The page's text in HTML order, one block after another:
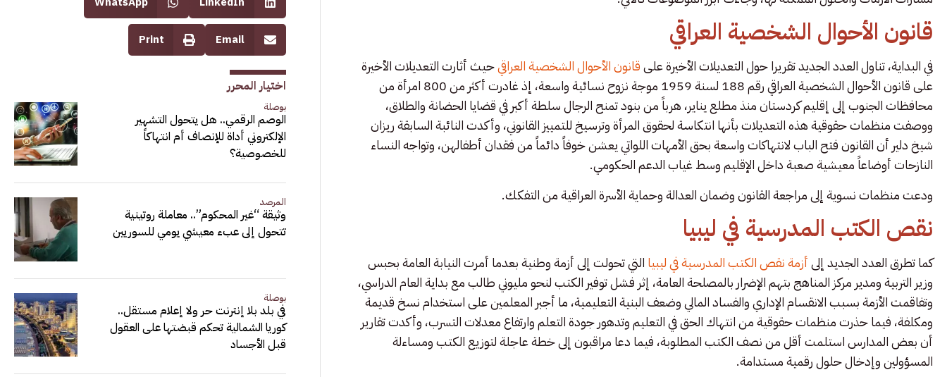
قانون الأحوال الشخصية العراقي
في البداية، تناول العدد الجديد تقريرا حول التعديلات الأخيرة علىقانون الأحوال الشخصية العراقيحيث أثارت التعديلات الأخيرة
على قانون الأحوال الشخصية العراقي رقم 188 لسنة 1959 موجة نزوح نسائية واسعة، إذ غادرت أكثر من 800 امرأة من
محافظات الجنوب إلى إقليم كردستان منذ مطلع يناير، هرباً من بنود تمنح الرجال سلطة أكبر في قضايا الحضانة والطلاق،
ووصفت منظمات حقوقية هذه التعديلات بأنها انتكاسة لحقوق المرأة وترسيخ للتمييز القانوني، وأكدت النائبة السابقة ريزان
شيخ دلير أن القانون فتح الباب لانتهاكات واسعة بحق الأمهات اللواتي يعشن خوفاً دائماً من فقدان أطفالهن، وتواجه النساء
النازحات أوضاعاً معيشية صعبة داخل الإقليم وسط غياب الدعم الحكومي.
ودعت منظمات نسوية إلى مراجعة القانون وضمان العدالة وحماية الأسرة العراقية من التفكك.
نقص الكتب المدرسية في ليبيا
كما تطرق العدد الجديد إلىأزمة نقص الكتب المدرسية في ليبيا التي تحولت إلى أزمة وطنية بعدما أمرت النيابة العامة بحبس
وزير التربية ومدير مركز المناهج بتهم الإضرار بالمصلحة العامة، إثر فشل توفير الكتب لنحو مليوني طالب مع بداية العام الدراسي،
وتفاقمت الأزمة بسبب الانقسام الإداري والفساد المالي وضعف البنية التعليمية، ما أجبر المعلمين على استخدام نسخ قديمة
ومكلفة، فيما حذرت منظمات حقوقية من انتهاك الحق في التعليم وتدهور جودة التعلم وارتفاع معدلات التسرب، وأكدت تقارير
أن بعض المدارس استلمت أقل من نصف الكتب المطلوبة، فيما دعا مراقبون إلى خطة عاجلة لتوزيع الكتب ومساءلة
المسؤولين وإدخال حلول رقمية مستدامة.
Email
Print
اختيار المحرر
بوصلة
الوصم الرقمي.. هل يتحول التشهير
الإلكتروني أداة للإنصاف أم انتهاكاً
للخصوصية؟
المرصد
وثيقة “غير المحكوم”.. معاملة روتينية
تتحول إلى عبء معيشي يومي للسوريين
بوصلة
في بلد بلا إنترنت حر ولا إعلام مستقل..
كوريا الشمالية تحكم قبضتها على العقول
قبل الأجساد